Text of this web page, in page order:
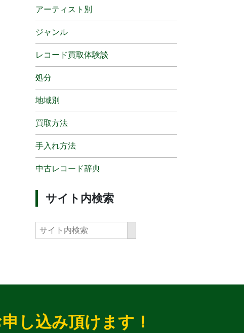
アーティスト別
ジャンル
レコード買取体験談
処分
地域別
買取方法
手入れ方法
中古レコード辞典
サイト内検索
し込み頂けます！